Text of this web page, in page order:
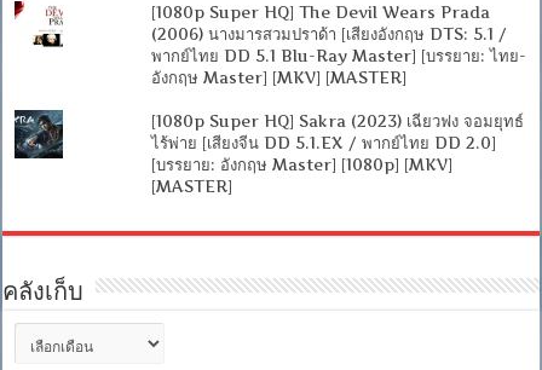
[1080p Super HQ] The Devil Wears Prada
(2006) นางมารสวมปราด้า [เสียงอังกฤษ DTS: 5.1 /
พากย์ไทย DD 5.1 Blu-Ray Master] [บรรยาย: ไทย-
อังกฤษ Master] [MKV] [MASTER]
[1080p Super HQ] Sakra (2023) เฉียวฟง จอมยุทธ์
ไร้พ่าย [เสียงจีน DD 5.1.EX / พากย์ไทย DD 2.0]
[บรรยาย: อังกฤษ Master] [1080p] [MKV]
[MASTER]
คลังเก็บ
เก็บ